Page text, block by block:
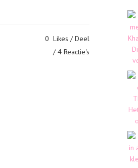
0 Likes
Deel
4 Reactie's